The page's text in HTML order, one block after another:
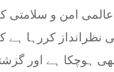
عالمی امن و
نظرانداز کررہا
ہوچکا ہے اور